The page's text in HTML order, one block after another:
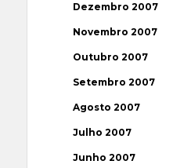
Dezembro 2007
Novembro 2007
Outubro 2007
Setembro 2007
Agosto 2007
Julho 2007
Junho 2007